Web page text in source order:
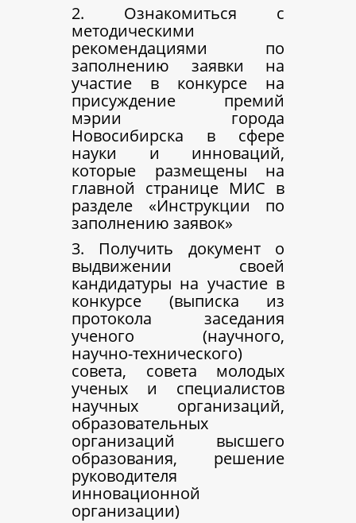
2. Ознакомиться с
методическими
рекомендациями по
заполнению заявки на
участие в конкурсе на
присуждение премий
мэрии города
Новосибирска в сфере
науки и инноваций,
которые размещены на
главной странице МИС в
разделе «Инструкции по
заполнению заявок»
3. Получить документ о
выдвижении своей
кандидатуры на участие в
конкурсе (выписка из
протокола заседания
ученого (научного,
научно-технического)
совета, совета молодых
ученых и специалистов
научных организаций,
образовательных
организаций высшего
образования, решение
руководителя
инновационной
организации)